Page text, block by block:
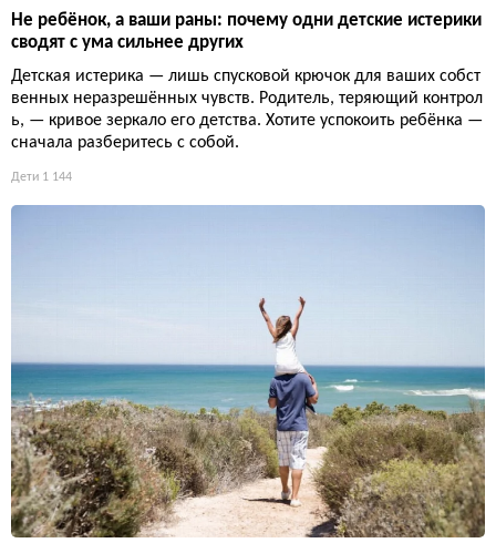
Не ребёнок, а ваши раны: почему одни детские истерики
сводят с ума сильнее других
Детская истерика — лишь спусковой крючок для ваших собст
венных неразрешённых чувств. Родитель, теряющий контрол
ь, — кривое зеркало его детства. Хотите успокоить ребёнка —
сначала разберитесь с собой.
Дети 1 144